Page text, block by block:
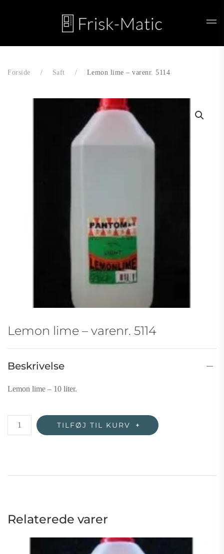
Skip to main content
Forside Saft Lemon lime – varenr. 5114
Lemon lime – varenr. 5114
Beskrivelse
Lemon lime – 10 liter.
Lemon
TILFØJ TIL KURV
Relaterede varer